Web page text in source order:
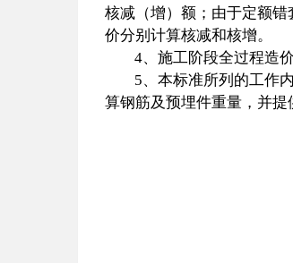
核减（增）额；由于定额
价分别计算核减和核增。
4、施工阶段全过程造
5、本标准所列的工作
算钢筋及预埋件重量，并